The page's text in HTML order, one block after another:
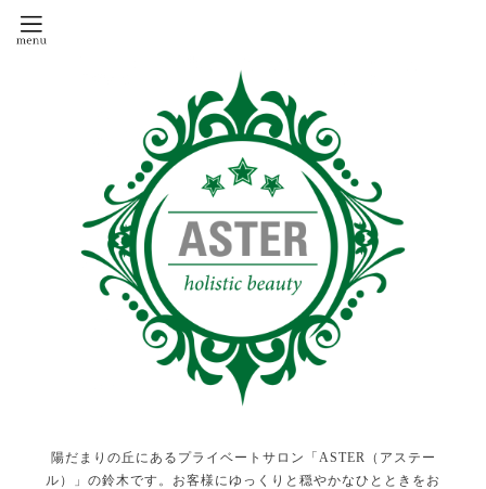
陽だまりの丘にあるプライベートサロン「ASTER（アステー
ル）」の鈴木です。お客様にゆっくりと穏やかなひとときをお